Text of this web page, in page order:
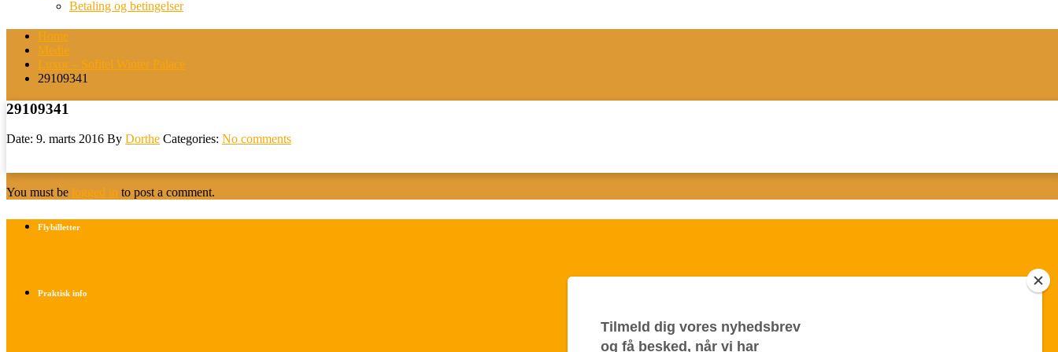
Betaling og betingelser
Home
Medie
Luxor – Sofitel Winter Palace
29109341
29109341
Date: 9. marts 2016 By Dorthe Categories: No comments
You must be logged in to post a comment.
Flybilletter
Praktisk info